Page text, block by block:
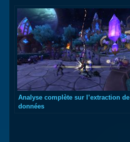
Analyse complète sur l’extraction de
données